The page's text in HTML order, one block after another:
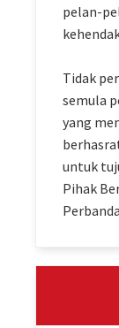
pelan-
Tidak
semula
yang
untuk
Pihak